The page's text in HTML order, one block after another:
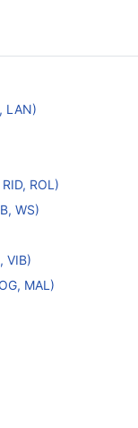
LAN)
ROL)
WS)
VIB)
MAL)